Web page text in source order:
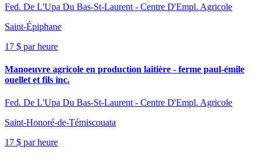
Fed. De L'Upa Du Bas-St-Laurent - Centre D'Empl. Agricole
Saint-Épiphane
17 $ par heure
Manoeuvre agricole en production laitière - ferme paul-émile
ouellet et fils inc.
Fed. De L'Upa Du Bas-St-Laurent - Centre D'Empl. Agricole
Saint-Honoré-de-Témiscouata
17 $ par heure